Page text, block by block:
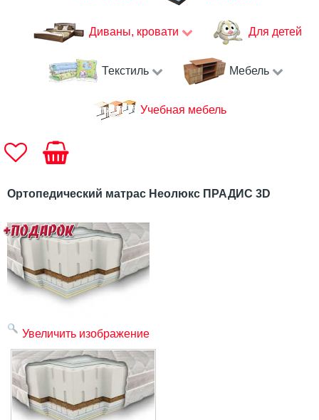
Диваны, кровати Для детей
Текстиль Мебель
Учебная мебель
Ортопедический матрас Неолюкс ПРАДИС 3D
Увеличить изображение